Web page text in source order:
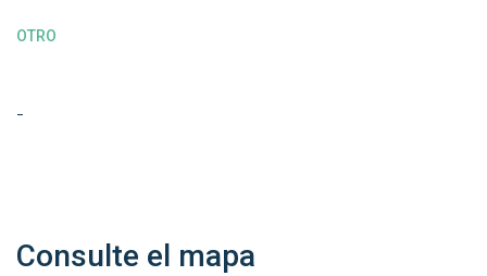
OTRO
-
Consulte el mapa